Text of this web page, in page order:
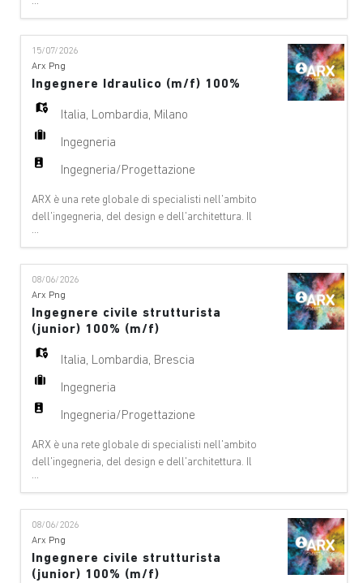
FR
IT
DE
ES
PT
nostro team offre consulenze a 360°, si occupa della
gestione dei progetti e di servizi tecnici nei seguenti
ambiti: aeroporti, ponti e altre strutture, edifici-
architettura, edifici – ingegneria civile, funivie, digital
& Innovation, ambiente,
15/07/2026
Arx Png
Ingegnere Idraulico (m/f) 100%
Italia Lombardia Milano
Ingegneria
Ingegneria/Progettazione
ARX è una rete globale di specialisti nell'ambito
dell'ingegneria, del design e dell'architettura. Il
nostro team offre consulenze a 360°, si occupa della
gestione dei progetti e di servizi tecnici nei seguenti
ambiti: aeroporti, ponti e altre strutture, edifici-
architettura, edifici – ingegneria civile, funivie, digital
& Innovation, ambiente,
08/06/2026
Arx Png
Ingegnere civile strutturista
(junior) 100% (m/f)
Italia Lombardia Brescia
Ingegneria
Ingegneria/Progettazione
ARX è una rete globale di specialisti nell'ambito
dell'ingegneria, del design e dell'architettura. Il
nostro team offre consulenze a 360°, si occupa della
gestione dei progetti e di servizi tecnici nei seguenti
ambiti: aeroporti, ponti e altre strutture, edifici-
architettura, edifici – ingegneria civile, funivie, digital
& Innovation, ambiente
08/06/2026
Arx Png
Ingegnere civile strutturista
(junior) 100% (m/f)